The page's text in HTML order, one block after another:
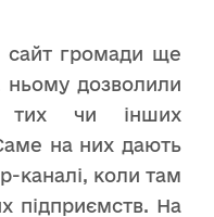
сайт громади ще
ньому дозволили
тих чи інших
на них дають
каналі, коли там
підприємств. На